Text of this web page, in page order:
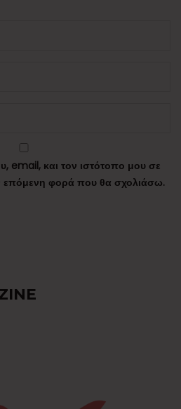
email, και τον ιστότοπο μου σε
επόμενη φορά που θα σχολιάσω.